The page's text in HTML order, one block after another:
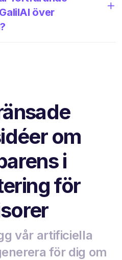
över
om
i
för
vår artificiella
för dig om